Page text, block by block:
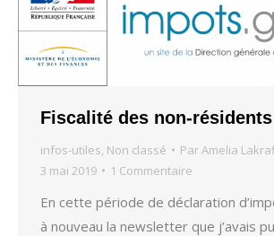
Fiscalité des non-résidents
infos-utiles, Non classé ParAmelia
3 mai 2019
1 Commentaire
En cette période de déclaration
à nouveau la newsletter que j’avais